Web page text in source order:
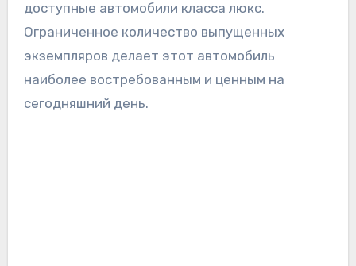
доступные автомобили класса люкс.
Ограниченное количество выпущенных
экземпляров делает этот автомобиль
наиболее востребованным и ценным на
сегодняшний день.